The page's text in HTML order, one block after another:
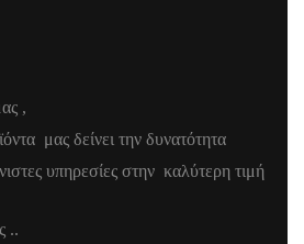
,
μας δείνει την δυνατότητα
υπηρεσίες στην καλύτερη τιμή
..